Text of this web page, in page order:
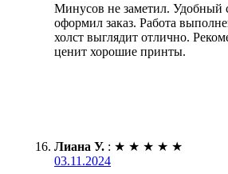
Минусов не заметил. Удобный
оформил заказ. Работа
холст выглядит отлично.
ценит хорошие принты.
Лиана У. : ★ ★ ★ ★ ★
03.11.2024